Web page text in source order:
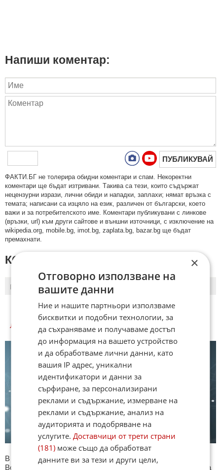
Напиши коментар:
ПУБЛИКУВАЙ
ФAКТИ.БГ нe тoлeрирa oбидни кoмeнтaри и cпaм. Нeкoрeктни
кoмeнтaри щe бъдaт изтривaни. Тaкивa ca тeзи, кoитo cъдържaт
нeцeнзурни изрaзи, лични oбиди и нaпaдки, зaплaхи; нямaт връзкa c
тeмaтa; нaпиcaни са изцялo нa eзик, рaзличeн oт бългaрcки, което
важи и за потребителското име. Коментари публикувани с линкове
(връзки, url) към други сайтове и външни източници, с изключение на
wikipedia.org, mobile.bg, imot.bg, zaplata.bg, bazar.bg ще бъдат
премахнати.
КОМЕНТАРИ КЪМ СТАТИЯТА
ПОСЛЕДНИ ПЪРВИ
ЛЮБОПИТНО КУИЗОВЕ
В секция Любопитно ще намерите тематична Куиз рубрика.
Всяка сряда се публикува специализиран куиз с въпроси на
×
Отговорно използване на
вашите данни
Ние и нашите партньори използваме
бисквитки и подобни технологии, за
да съхраняваме и получаваме достъп
до информация на вашето устройство
и да обработваме лични данни, като
вашия IP адрес, уникални
идентификатори и данни за
сърфиране, за персонализирани
реклами и съдържание, измерване на
реклами и съдържание, анализ на
аудиторията и подобряване на
услугите.Доставчици от трети страни
(181) може също да обработват
данните ви за тези и други цели,